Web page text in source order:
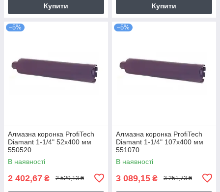
Купити Купити
–5%
Алмазна коронка ProfiTech
Diamant 1-1/4" 52x400 мм
550520
В наявності
2 402,67 ₴ 2 529,13 ₴
–5%
Алмазна коронка ProfiTech
Diamant 1-1/4" 107x400 мм
551070
В наявності
3 089,15 ₴ 3 251,73 ₴